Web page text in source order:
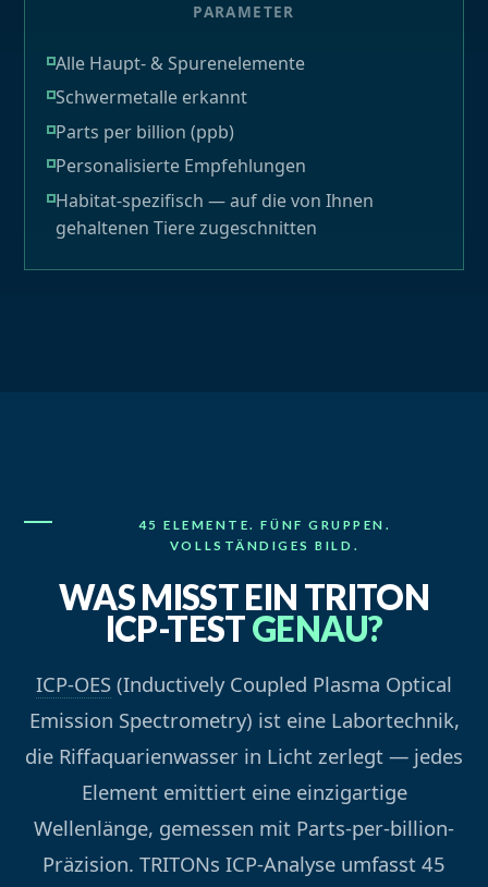
PARAMETER
Alle Haupt- & Spurenelemente
Schwermetalle erkannt
Parts per billion (ppb)
Personalisierte Empfehlungen
Habitat-spezifisch — auf die von Ihnen
gehaltenen Tiere zugeschnitten
45 ELEMENTE. FÜNF GRUPPEN.
VOLLSTÄNDIGES BILD.
WAS MISST EIN TRITON
ICP-TESTGENAU?
ICP-OES (Inductively Coupled Plasma Optical
Emission Spectrometry) ist eine Labortechnik,
die Riffaquarienwasser in Licht zerlegt — jedes
Element emittiert eine einzigartige
Wellenlänge, gemessen mit Parts-per-billion-
Präzision. TRITONs ICP-Analyse umfasst 45